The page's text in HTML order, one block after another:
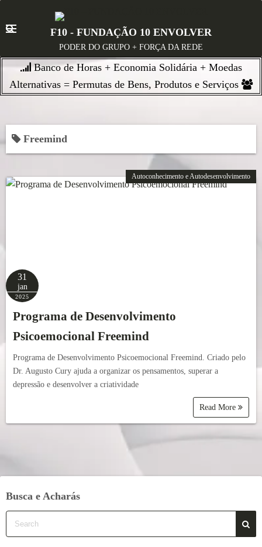
t
c
t
F10 - FUNDAÇÃO 10 ENVOLVER
PODER DO GRUPO + FORÇA DA REDE
Banco de Horas + Economia Solidária + Moedas
Alternativas = Permutas de Bens, Produtos e Serviços
Freemind
Autoconhecimento e Autodesenvolvimento
31
jan
2025
Programa de Desenvolvimento
Psicoemocional Freemind
Programa de Desenvolvimento Psicoemocional Freemind. Criado pelo
Dr. Augusto Cury ajuda a organizar os pensamentos, superar a
depressão e desenvolver a criatividade
Read More
Busca e Acharás